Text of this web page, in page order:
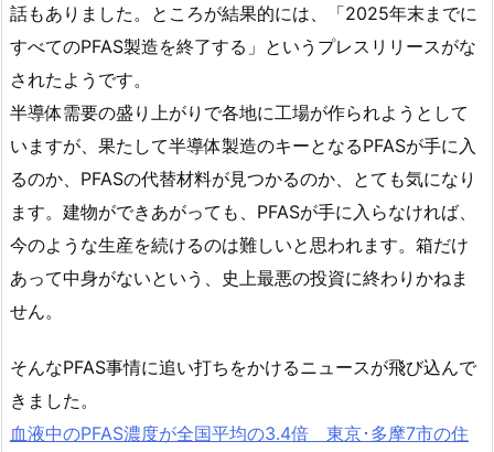
話もありました。ところが結果的には、「2025年末までに
すべてのPFAS製造を終了する」というプレスリリースがな
されたようです。
半導体需要の盛り上がりで各地に工場が作られようとして
いますが、果たして半導体製造のキーとなるPFASが手に入
るのか、PFASの代替材料が見つかるのか、とても気になり
ます。建物ができあがっても、PFASが手に入らなければ、
今のような生産を続けるのは難しいと思われます。箱だけ
あって中身がないという、史上最悪の投資に終わりかねま
せん。
そんなPFAS事情に追い打ちをかけるニュースが飛び込んで
きました。
血液中のPFAS濃度が全国平均の3.4倍 東京･多摩7市の住